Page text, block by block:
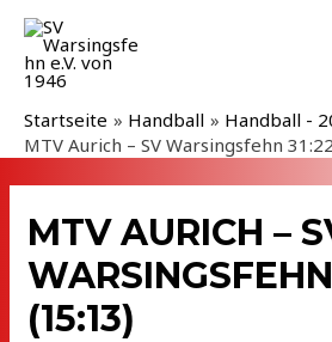
Zum
Inhalt
springen
Startseite Handball
Handball -
MTV Aurich – SV Warsingsfehn
MTV AURICH –
(15:13)